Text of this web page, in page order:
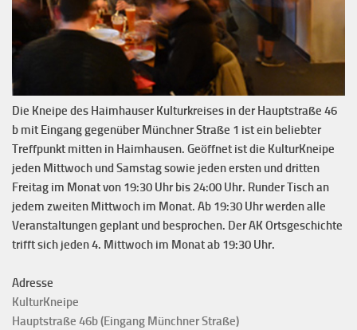
Die Kneipe des Haimhauser Kulturkreises in der Hauptstraße 46
b mit Eingang gegenüber Münchner Straße 1 ist ein beliebter
Treffpunkt mitten in Haimhausen. Geöffnet ist die KulturKneipe
jeden Mittwoch und Samstag sowie jeden ersten und dritten
Freitag im Monat von 19:30 Uhr bis 24:00 Uhr. Runder Tisch an
jedem zweiten Mittwoch im Monat. Ab 19:30 Uhr werden alle
Veranstaltungen geplant und besprochen. Der AK Ortsgeschichte
trifft sich jeden 4. Mittwoch im Monat ab 19:30 Uhr.
Adresse
KulturKneipe
Hauptstraße 46b (Eingang Münchner Straße)